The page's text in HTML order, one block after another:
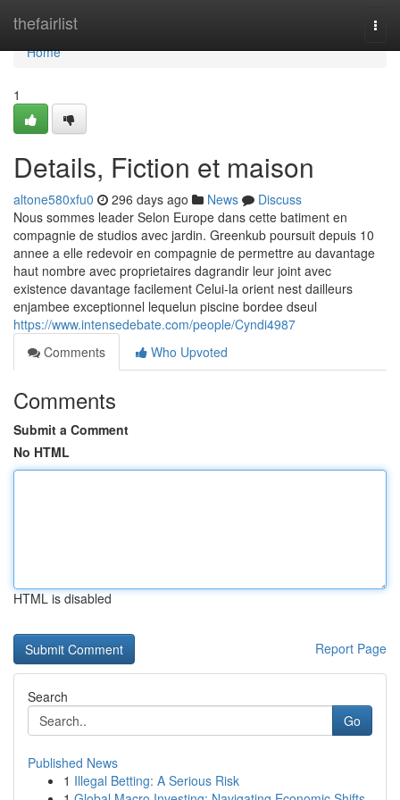
thefairlist
Home
Home
1
Details, Fiction et maison
altone580xfu0 296 days ago News
Discuss
Nous sommes leader Selon Europe dans cette batiment en
compagnie de studios avec jardin. Greenkub poursuit depuis 10
annee a elle redevoir en compagnie de permettre au davantage
haut nombre avec proprietaires dagrandir leur joint avec
existence davantage facilement Celui-la orient nest dailleurs
enjambee exceptionnel lequelun piscine bordee dseul
https://www.intensedebate.com/people/Cyndi4987
Comments
Who Upvoted
Comments
Submit a Comment
No HTML
HTML is disabled
Report Page
Search
Go
Published News
1 Illegal Betting: A Serious Risk